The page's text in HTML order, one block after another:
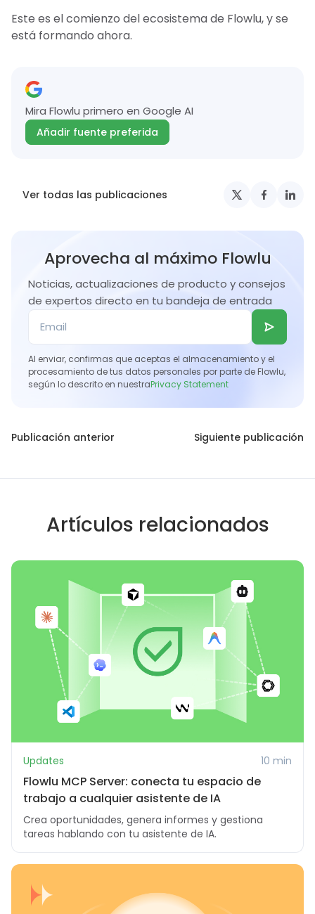
Este es el comienzo del ecosistema de Flowlu, y se
está formando ahora.
Mira Flowlu primero en Google AI
Añadir fuente preferida
Ver todas las publicaciones
Aprovecha al máximo Flowlu
Noticias, actualizaciones de producto y consejos
de expertos directo en tu bandeja de entrada
Al enviar, confirmas que aceptas el almacenamiento y el
procesamiento de tus datos personales por parte de Flowlu,
según lo descrito en nuestraPrivacy Statement
Publicación anterior Siguiente publicación
Artículos relacionados
Updates 10 min
Flowlu MCP Server: conecta tu espacio de
trabajo a cualquier asistente de IA
Crea oportunidades, genera informes y gestiona
tareas hablando con tu asistente de IA.